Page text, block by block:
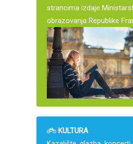
strancima izdaje
obrazovanja Republike
KULTURA